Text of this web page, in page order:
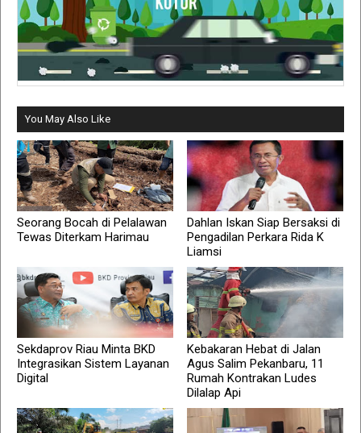
You May Also Like
Seorang Bocah di Pelalawan
Tewas Diterkam Harimau
Dahlan Iskan Siap Bersaksi di
Pengadilan Perkara Rida K
Liamsi
Sekdaprov Riau Minta BKD
Integrasikan Sistem Layanan
Digital
Kebakaran Hebat di Jalan
Agus Salim Pekanbaru, 11
Rumah Kontrakan Ludes
Dilalap Api